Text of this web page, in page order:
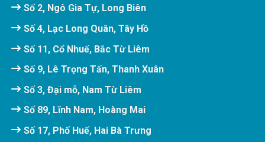
Số 2, Ngô Gia Tự, Long Biên
Số 4, Lạc Long Quân, Tây Hồ
Số 11, Cổ Nhuế, Bắc Từ Liêm
Số 9, Lê Trọng Tấn, Thanh Xuân
Số 3, Đại mỗ, Nam Từ Liêm
Số 89, Lĩnh Nam, Hoàng Mai
Số 17, Phố Huế, Hai Bà Trưng